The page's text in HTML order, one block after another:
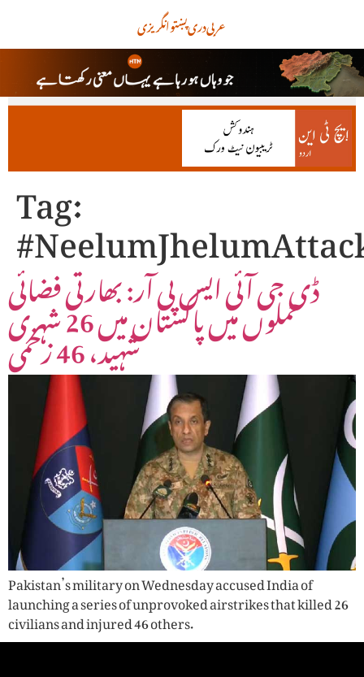
انگریزیپښتودریعربی
Tag:
ڈی جی آئی ایس پی آر: بھارتی فضائی
حملوں میں پاکستان میں 26 شہری شہید، 46 زخمی
Pakistan’s military on Wednesday accused India of
launching a series of unprovoked airstrikes that killed 26
civilians and injured 46 others.